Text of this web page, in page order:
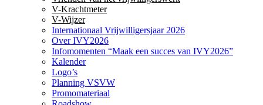
V-Krachtmeter
V-Wijzer
Internationaal Vrijwilligersjaar 2026
Over IVY2026
Infomomenten “Maak een succes van IVY2026”
Kalender
Logo’s
Planning VSVW
Promomateriaal